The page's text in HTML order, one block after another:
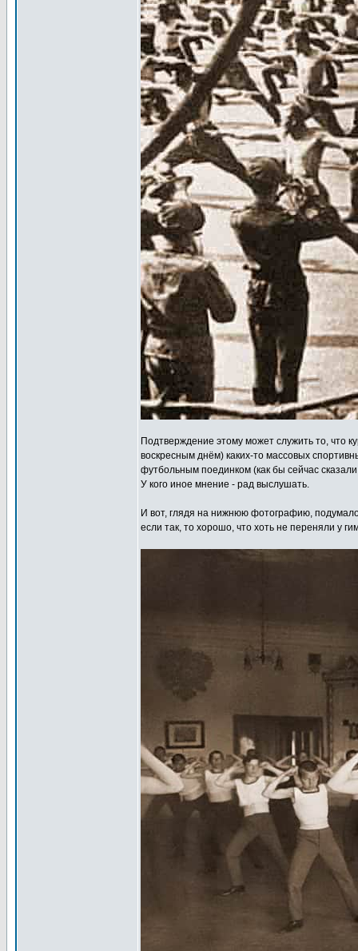
Подтверждение этому может служить то, что
воскресным днём) каких-то массовых
футбольным поединком (как бы сейчас
У кого иное мнение - рад выслушать.
И вот, глядя на нижнюю фотографию,
если так, то хорошо, что хоть не переняли у